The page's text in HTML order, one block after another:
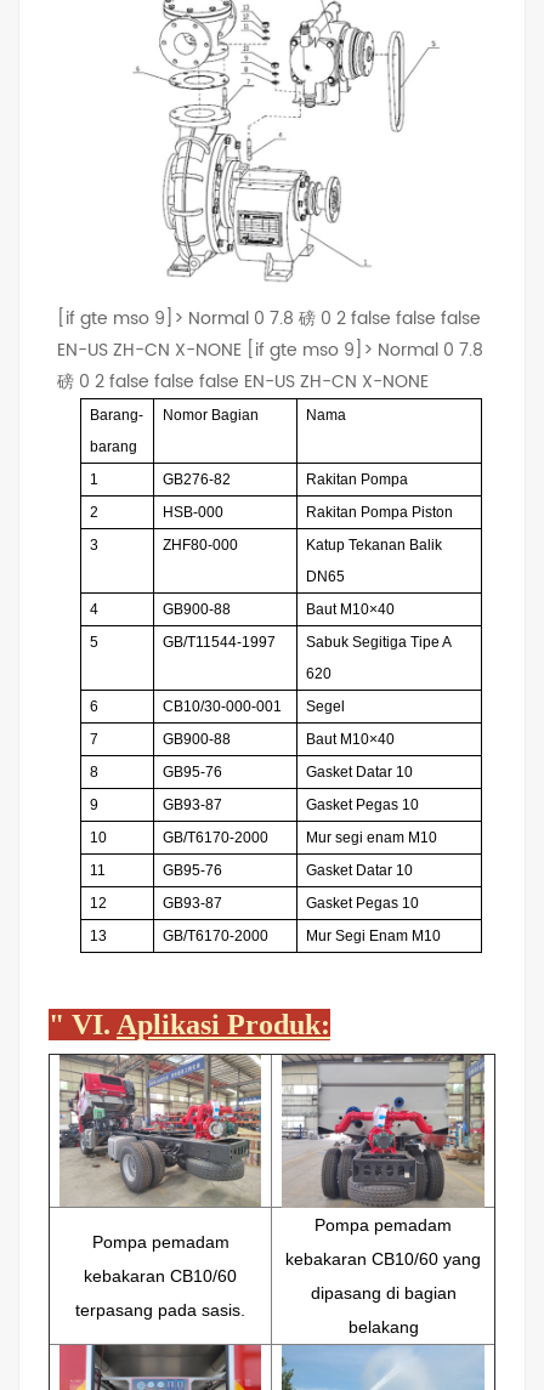
[if gte mso 9]> Normal 0 7.8 磅 0 2false false false
EN-USZH-CN X-NONE [if gte mso 9]> Normal 0 7.8
磅 0 2false false false EN-USZH-CN X-NONE
Barang-
barang
Nomor Bagian Nama
1 GB276-82
Rakitan Pompa
2
HSB-000
Rakitan Pompa Piston
3
ZHF80-000
Katup Tekanan Balik
DN65
4
GB900-88
Baut M10×40
5
GB/T11544-1997
Sabuk Segitiga Tipe A
620
6
CB10/30-000-001
Segel
7
GB900-88
Baut M10×40
8
GB95-76
Gasket Datar 10
9
GB93-87
Gasket Pegas 10
10
GB/T6170-2000
Mur segi enam M10
11
GB95-76
Gasket Datar 10
12
GB93-87
Gasket Pegas 10
13
GB/T6170-2000 Mur Segi Enam M10
" VI. Aplikasi Produk:
Pompa pemadam
kebakaran CB10/60
terpasang pada sasis.
Pompa pemadam
kebakaran CB10/60 yang
dipasang di bagian
belakang